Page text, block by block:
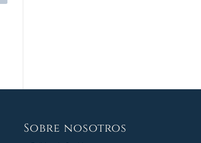
Sobre nosotros